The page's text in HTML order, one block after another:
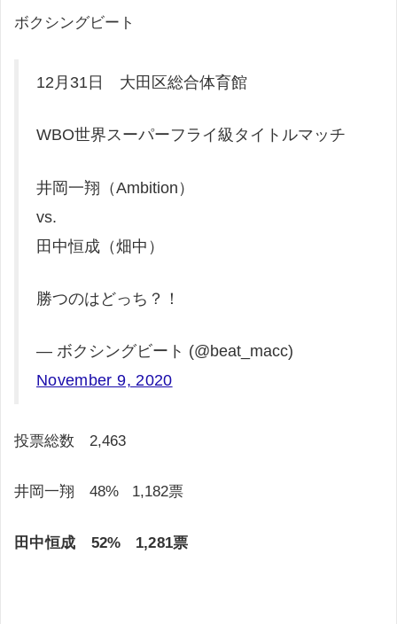
ボクシングビート
12月31日 大田区総合体育館
WBO世界スーパーフライ級タイトルマッチ
井岡一翔（Ambition）
vs.
田中恒成（畑中）
勝つのはどっち？！
— ボクシングビート (@beat_macc)
November 9, 2020
投票総数 2,463
井岡一翔 48% 1,182票
田中恒成 52% 1,281票